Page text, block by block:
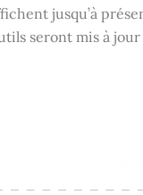
jusqu’à
seront mis à jour